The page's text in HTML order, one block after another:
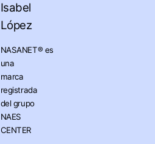
Isabel
López
NASANET®es
una
marca
registrada
del grupo
NAES
CENTER